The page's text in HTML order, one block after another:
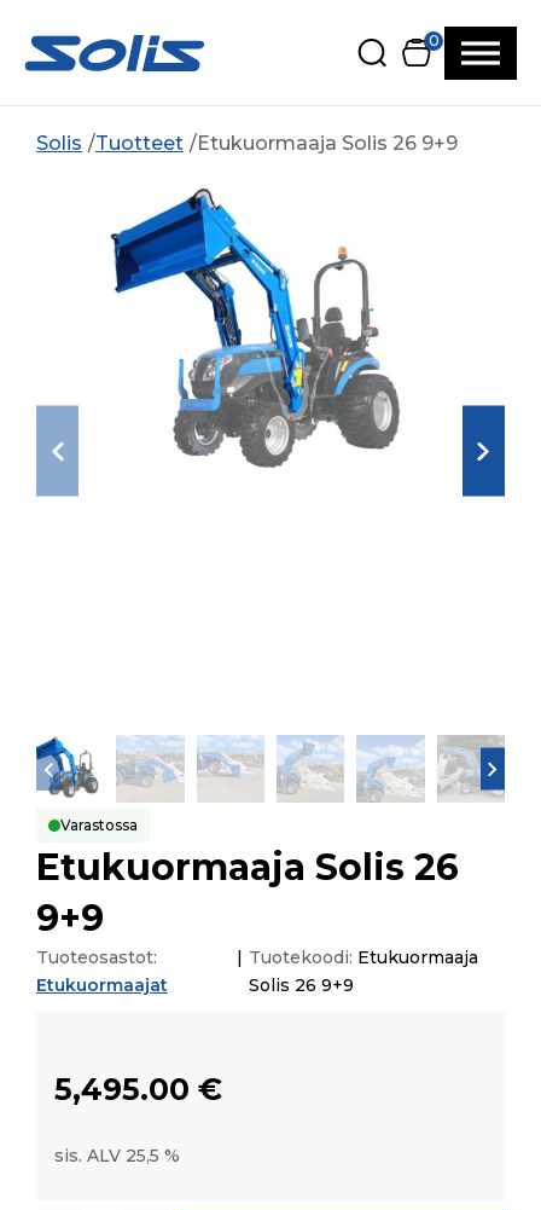
0
Solis Tuotteet Etukuormaaja Solis 26 9+9
Varastossa
Etukuormaaja Solis 26
9+9
Tuoteosastot:
Etukuormaajat
Tuotekoodi: Etukuormaaja
Solis 26 9+9
5,495.00 €
sis. ALV 25,5 %